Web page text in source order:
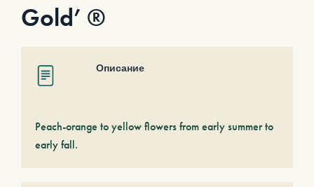
Gold’ ®
Описание
Peach-orange to yellow flowers from early summer to
early fall.